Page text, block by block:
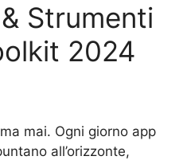
Strumenti
2024
mai. Ogni giorno app
all’orizzonte,